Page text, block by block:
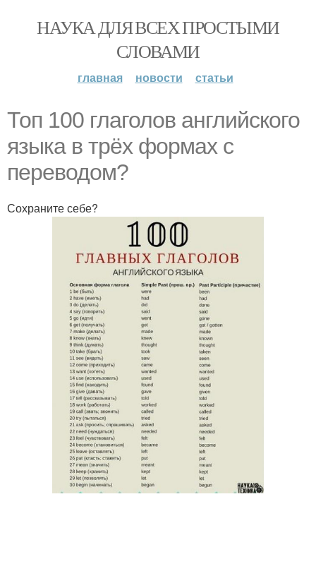
НАУКА ДЛЯ ВСЕХ ПРОСТЫМИ
СЛОВАМИ
главная новости статьи
Топ 100 глаголов английского
языка в трёх формах с
переводом?
Сохраните себе?